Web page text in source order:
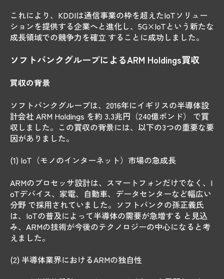
これにより、KDDIは通信事業の枠を超えたIoTソリュー
ションを提供する企業へと進化し、5G×IoTという新たな
成長領域での競争力を確立 することに成功しました。
ソフトバンクグループによるARM Holdings買収
買収の背景
ソフトバンクグループは、2016年にイギリスの半導体設
計会社 ARM Holdings を約 3.3兆円（240億ポンド） で買
収しました。この買収の背景には、以下の3つの重要な要
因がありました。
(1) IoT（モノのインターネット）市場の急成長
ARMのプロセッサ設計は、スマートフォンだけでなく、I
oTデバイス、家電、自動車、データセンターなど幅広い
分野 で採用されていました。ソフトバンクの孫正義氏
は、IoTの普及によって半導体の需要が急増する と見込
み、ARMの技術が今後のテクノロジーの中心になると考
えました。
(2) 半導体業界におけるARMの独自性